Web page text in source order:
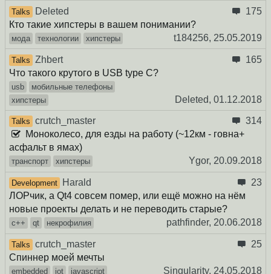
Talks Deleted
175
Кто такие хипстеры в вашем понимании?
мода технологии хипстеры t184256, 25.05.2019
Talks Zhbert
165
Что такого крутого в USB type C?
usb
мобильные телефоны
хипстеры
Deleted, 01.12.2018
Talks crutch_master
314
Моноколесо, для езды на работу (~12км - говна+
асфальт в ямах)
транспорт хипстеры Ygor, 20.09.2018
Development Harald
23
ЛОРчик, а Qt4 совсем помер, или ещё можно на нём
новые проекты делать и не переводить старые?
c++ qt некрофилия pathfinder, 20.06.2018
Talks crutch_master
25
Спиннер моей мечты
embedded iot javascript Singularity, 24.05.2018